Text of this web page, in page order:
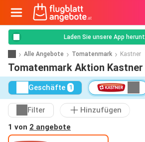
Laden Sie unsere App
Alle Angebote Tomatenmark Kastner
Tomatenmark Aktion Kastner
Geschäfte 1
Filter
Hinzufügen
1 von 2 angebote